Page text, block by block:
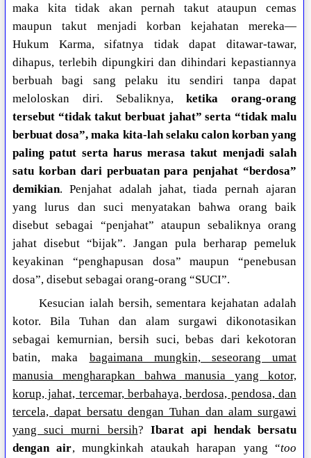
maka kita tidak akan pernah takut ataupun cemas
maupun takut menjadi korban kejahatan mereka—
Hukum Karma, sifatnya tidak dapat ditawar-tawar,
dihapus, terlebih dipungkiri dan dihindari kepastiannya
berbuah bagi sang pelaku itu sendiri tanpa dapat
meloloskan diri. Sebaliknya,ketika orang-orang
tersebut “tidak takut berbuat jahat” serta “tidak malu
berbuat dosa”, maka kita-lah selaku calon korban yang
paling patut serta harus merasa takut menjadi salah
satu korban dari perbuatan para penjahat “berdosa”
demikian. Penjahat adalah jahat, tiada pernah ajaran
yang lurus dan suci menyatakan bahwa orang baik
disebut sebagai “penjahat” ataupun sebaliknya orang
jahat disebut “bijak”. Jangan pula berharap pemeluk
keyakinan “penghapusan dosa” maupun “penebusan
dosa”, disebut sebagai orang-orang “SUCI”.
Kesucian ialah bersih, sementara kejahatan adalah
kotor. Bila Tuhan dan alam surgawi dikonotasikan
sebagai kemurnian, bersih suci, bebas dari kekotoran
batin, maka bagaimana mungkin, seseorang umat
manusia mengharapkan bahwa manusia yang kotor,
korup, jahat, tercemar, berbahaya, berdosa, pendosa, dan
tercela, dapat bersatu dengan Tuhan dan alam surgawi
yang suci murni bersih? Ibarat api hendak bersatu
dengan air, mungkinkah ataukah harapan yang “too